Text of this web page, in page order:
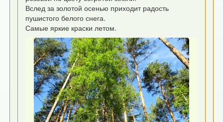
Вслед за золотой осенью приходит радость
пушистого белого снега.
Самые яркие краски летом.